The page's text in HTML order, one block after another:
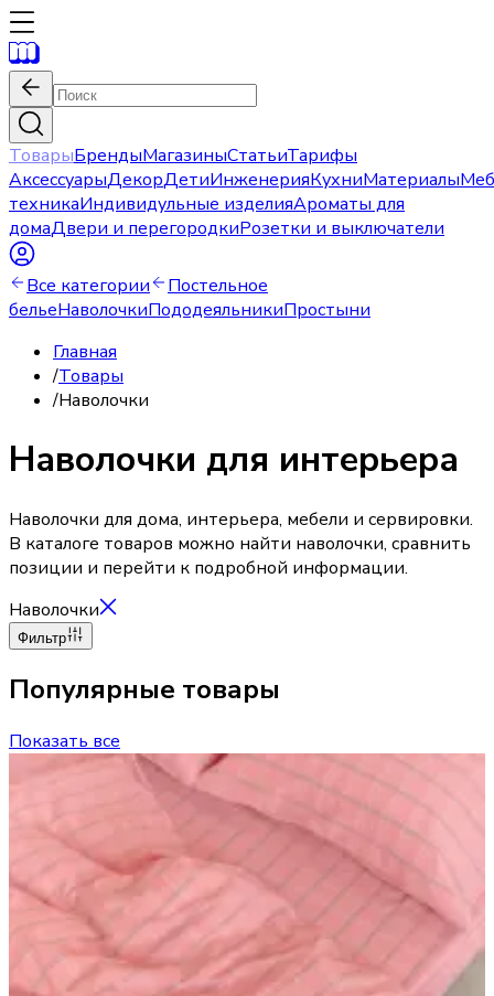
ТоварыБрендыМагазиныСтатьиТарифы
АксессуарыДекорДетиИнженерияКухниМатериалы
техникаИндивидульные изделияАроматы для
домаДвери и перегородкиРозетки и выключатели
Все категории
Постельное
бельеНаволочкиПододеяльникиПростыни
Главная
/Товары
/Наволочки
Наволочки для интерьера
Наволочки для дома, интерьера, мебели и сервировки.
В каталоге товаров можно найти наволочки, сравнить
позиции и перейти к подробной информации.
Наволочки
Фильтр
Популярные товары
Показать все